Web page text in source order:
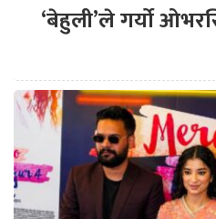
‘बेहुली’ले गर्यो